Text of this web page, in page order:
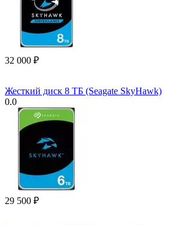
32 000 ₽
Жесткий диск 8 ТБ (Seagate SkyHawk)
0.0
29 500 ₽